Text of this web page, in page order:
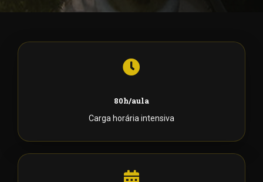
80h/aula
Carga horária intensiva